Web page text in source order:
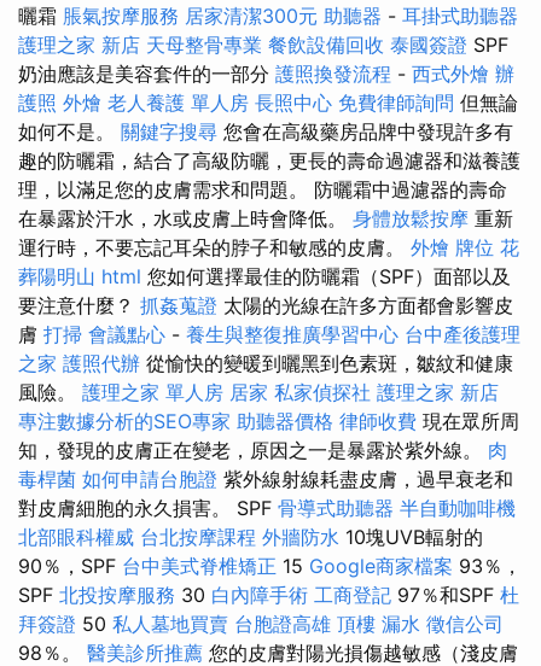
曬霜 脹氣按摩服務 居家清潔300元 助聽器 - 耳掛式助聽器
護理之家 新店 天母整骨專業 餐飲設備回收 泰國簽證 SPF
奶油應該是美容套件的一部分 護照換發流程 - 西式外燴 辦
護照 外燴 老人養護 單人房 長照中心 免費律師詢問 但無論
如何不是。 關鍵字搜尋 您會在高級藥房品牌中發現許多有
趣的防曬霜，結合了高級防曬，更長的壽命過濾器和滋養護
理，以滿足您的皮膚需求和問題。 防曬霜中過濾器的壽命
在暴露於汗水，水或皮膚上時會降低。 身體放鬆按摩 重新
運行時，不要忘記耳朵的脖子和敏感的皮膚。 外燴 牌位 花
葬陽明山 html 您如何選擇最佳的防曬霜（SPF）面部以及
要注意什麼？ 抓姦蒐證 太陽的光線在許多方面都會影響皮
膚 打掃 會議點心 - 養生與整復推廣學習中心 台中產後護理
之家 護照代辦 從愉快的變暖到曬黑到色素斑，皺紋和健康
風險。 護理之家 單人房 居家 私家偵探社 護理之家 新店
專注數據分析的SEO專家 助聽器價格 律師收費 現在眾所周
知，發現的皮膚正在變老，原因之一是暴露於紫外線。 肉
毒桿菌 如何申請台胞證 紫外線射線耗盡皮膚，過早衰老和
對皮膚細胞的永久損害。 SPF 骨導式助聽器 半自動咖啡機
北部眼科權威 台北按摩課程 外牆防水 10塊UVB輻射的
90％，SPF 台中美式脊椎矯正 15 Google商家檔案 93％，
SPF 北投按摩服務 30 白內障手術 工商登記 97％和SPF 杜
拜簽證 50 私人墓地買賣 台胞證高雄 頂樓 漏水 徵信公司
98％。 醫美診所推薦 您的皮膚對陽光損傷越敏感（淺皮膚